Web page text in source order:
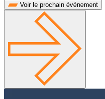
Voir le prochain événement